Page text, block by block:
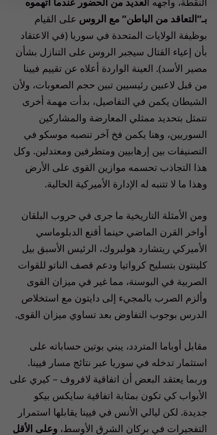
بـ”التعاقد من الباطن” مع الروس على القيام
بوظيفة الولايات المتحدة في سوريا (في الاعتقاد
بأن إعياء القتال سيجبر الروس على التنازل بشأن
مصير الأسد). العينة الواردة أعلاه عن تقييم فيينا
من قبل لاعبين رئيسيين تبين حجم الصعوبات، ولأن
الشيطان يكمن في التفاصيل، بدأت مهمة أخرى
تتمثل بتحديد ممثلي المعارضة والمشاركين
السوريين، وهنا يكمن فخ آخر تنصبه موسكو في
التصنيفات بين إرهابيين ومتطرفين ومعتدلين. وكل
هذا التجاذب تحسمه موازين القوى على الأرض
وهذا ما لا تتنبه له الإدارة الأميركية الحالية.
ومن الأمثلة التاريخية ما جرى في حروب البلقان
أواخر القرن الماضي حينما أقنع الدبلوماسي
الأميركي ريتشارد هولبروك، الرئيس الأسبق بيل
كلينتون بتسليح كرواتيا ودعم قصف الناتو للقوات
الصربية في البوسنة، مما غير في ميزان القوى
وألزم الصرب بالمجيء إلى دايتون مع استخلاص
الدرس بوجوب التفاوض بعد تساوي ميزان القوى.
مقابل أوباما المتردد، يبني بوتين حساباته على
استثمار تدخله في سوريا عبر نتائج مسار فيينا.
وربما يعتقد البعض أن اتفاقية لافروف – كيري على
الأبواب كي تكون بمثابة اتفاقية سايكس بيكو
جديدة. لكن ليالي الأنس في فيينا يقابلها استمرار
التفجيرات في بركان الشرق الأوسط، وعلى الأقل